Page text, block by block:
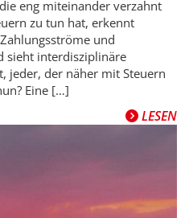
eng miteinander verzahnt
zu tun hat, erkennt
und
sieht interdisziplinäre
jeder, der näher mit Steuern
Eine […]
LESEN